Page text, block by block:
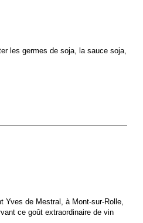
les germes de soja, la sauce soja,
de Mestral, à Mont-sur-Rolle,
ce goût extraordinaire de vin